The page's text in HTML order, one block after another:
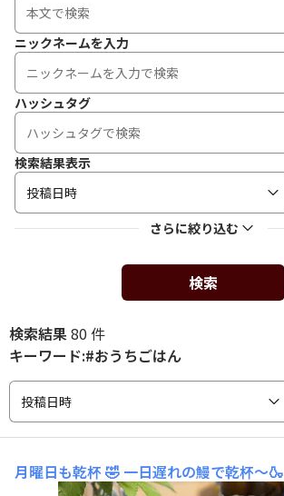
ニックネームを入力
ハッシュタグ
検索結果表示
投稿日時
さらに絞り込む
検索
検索結果80 件
キーワード:#おうちごはん
投稿日時
月曜日も乾杯 🤣 一日遅れの鰻で乾杯〜🍶